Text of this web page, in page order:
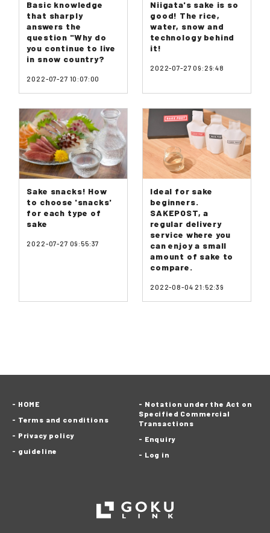
Basic knowledge
that sharply
answers the
question "Why do
you continue to live
in snow country?
2022-07-27 10:07:00
Niigata's sake is so
good! The rice,
water, snow and
technology behind
it!
2022-07-27 09:29:48
Sake snacks! How
to choose 'snacks'
for each type of
sake
2022-07-27 09:55:37
Ideal for sake
beginners.
SAKEPOST, a
regular delivery
service where you
can enjoy a small
amount of sake to
compare.
2022-08-04 21:52:39
HOME
Terms and conditions
Privacy policy
guideline
Notation under the Act on
Specified Commercial
Transactions
Enquiry
Log in